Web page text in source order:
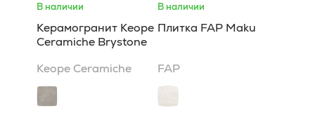
В наличии
Керамогранит Keope
Ceramiche Brystone
Keope Ceramiche
В наличии
Плитка FAP Maku
FAP